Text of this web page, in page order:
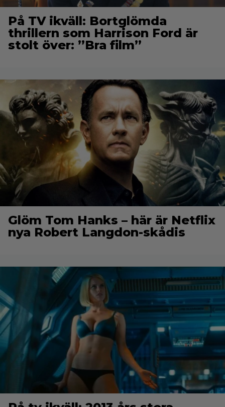
På TV ikväll: Bortglömda
thrillern som Harrison Ford är
stolt över: ”Bra film”
Glöm Tom Hanks – här är Netflix
nya Robert Langdon-skådis